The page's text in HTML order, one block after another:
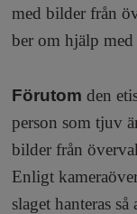
med bilder från
ber om hjälp
Förutom den
person som tjuv
bilder från
Enligt
slaget hanteras